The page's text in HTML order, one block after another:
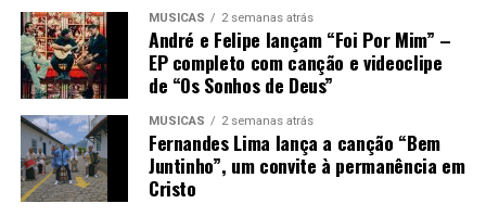
MÚSICAS 2 semanas atrás
André e Felipe lançam “Foi Por Mim” –
EP completo com canção e videoclipe
de “Os Sonhos de Deus”
MÚSICAS 2 semanas atrás
Fernandes Lima lança a canção “Bem
Juntinho”, um convite à permanência em
Cristo